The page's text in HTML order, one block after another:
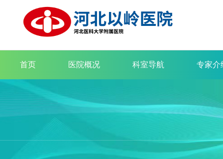
首页 医院概况 科室导航 专家介